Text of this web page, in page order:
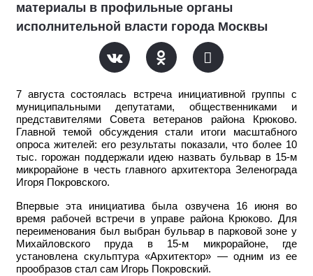
материалы в профильные органы
исполнительной власти города Москвы
7 августа состоялась встреча инициативной группы с
муниципальными депутатами, общественниками и
представителями Совета ветеранов района Крюково.
Главной темой обсуждения стали итоги масштабного
опроса жителей: его результаты показали, что более 10
тыс. горожан поддержали идею назвать бульвар в 15-м
микрорайоне в честь главного архитектора Зеленограда
Игоря Покровского.
Впервые эта инициатива была озвучена 16 июня во
время рабочей встречи в управе района Крюково. Для
переименования был выбран бульвар в парковой зоне у
Михайловского пруда в 15-м микрорайоне, где
установлена скульптура «Архитектор» — одним из ее
прообразов стал сам Игорь Покровский.